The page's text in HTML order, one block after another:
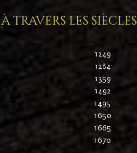
travers les siècles
1249
1284
1359
1492
1495
1650
1665
1670